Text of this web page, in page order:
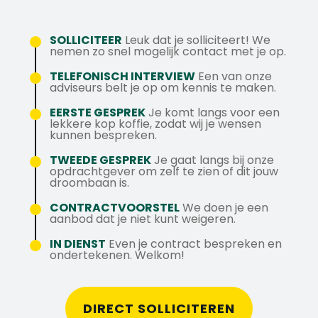
Opstellen van duidelijke en gedetailleerde
rapportages en terugkoppeling aan het
management.
Tijdige en correcte afhandeling van
alarmmeldingen en tickets.
van het diverse vastgoedportfolio dat ons
internationale investeringsbedrijf beheert.
Onze expertise ligt in het leveren van
professionele facilitaire dienstverlening.
als Supervisor door middel van diverse
Laptop, auto en telefoon van de zaak.
Solliciteer direct of neem contact op met
Jip via +31 6 43564491 of via
j.spoor@axstechniek.nl.
SOLLICITEER Leuk dat je solliciteert! We
nemen zo snel mogelijk contact met je op.
TELEFONISCH INTERVIEW Een van onze
adviseurs belt je op om kennis te maken.
EERSTE GESPREKJe komt langs voor een
lekkere kop koffie, zodat wij je wensen
kunnen bespreken.
TWEEDE GESPREKJe gaat langs bij onze
opdrachtgever om zelf te zien of dit jouw
droombaan is.
CONTRACTVOORSTELWe doen je een
aanbod dat je niet kunt weigeren.
IN DIENST Even je contract bespreken en
ondertekenen. Welkom!
DIRECT SOLLICITEREN